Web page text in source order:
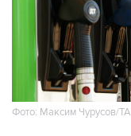
Фото: Максим Чурусов/
Москва. 8